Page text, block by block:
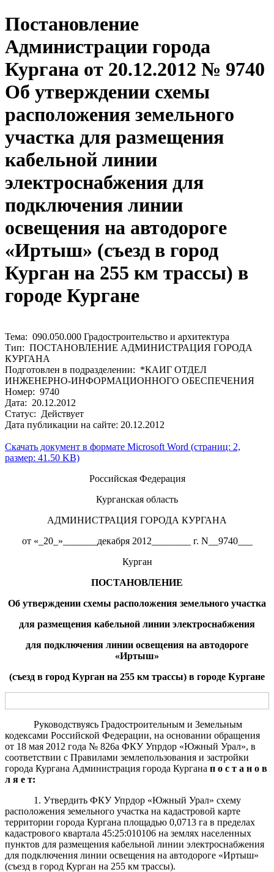
Постановление
Администрации города
Кургана от 20.12.2012 № 9740
Об утверждении схемы
расположения земельного
участка для размещения
кабельной линии
электроснабжения для
подключения линии
освещения на автодороге
«Иртыш» (съезд в город
Курган на 255 км трассы) в
городе Кургане
Тема: 090.050.000 Градостроительство и архитектура
Тип: ПОСТАНОВЛЕНИЕ АДМИНИСТРАЦИЯ ГОРОДА
КУРГАНА
Подготовлен в подразделении: *КАИГ ОТДЕЛ
ИНЖЕНЕРНО-ИНФОРМАЦИОННОГО ОБЕСПЕЧЕНИЯ
Номер: 9740
Дата: 20.12.2012
Статус: Действует
Дата публикации на сайте: 20.12.2012
Скачать документ в формате Microsoft Word (страниц: 2,
размер: 41.50 KB)
Российская Федерация
Курганская область
АДМИНИСТРАЦИЯ ГОРОДА КУРГАНА
от «_20_»_______декабря 2012________ г. N__9740___
Курган
ПОСТАНОВЛЕНИЕ
Об утверждении схемы расположения земельного участка
для размещения кабельной линии электроснабжения
для подключения линии освещения на автодороге
«Иртыш»
(съезд в город Курган на 255 км трассы) в городе Кургане
Руководствуясь Градостроительным и Земельным
кодексами Российской Федерации, на основании обращения
от 18 мая 2012 года № 826а ФКУ Упрдор «Южный Урал», в
соответствии с Правилами землепользования и застройки
города Кургана Администрация города Кургана п о с т а н о в
л я е т:
1. Утвердить ФКУ Упрдор «Южный Урал» схему
расположения земельного участка на кадастровой карте
территории города Кургана площадью 0,0713 га в пределах
кадастрового квартала 45:25:010106 на землях населенных
пунктов для размещения кабельной линии электроснабжения
для подключения линии освещения на автодороге «Иртыш»
(съезд в город Курган на 255 км трассы).